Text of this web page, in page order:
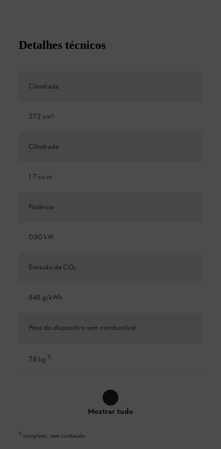
Detalhes técnicos
Cilindrada
27.2 cm³
Cilindrada
1.7 cu-in
Potência
0.80 kW
Emissão de CO₂
848 g/kWh
Peso do dispositivo sem combustível
7.8 kg 1)
Mostrar tudo
1) completo, sem conteúdo